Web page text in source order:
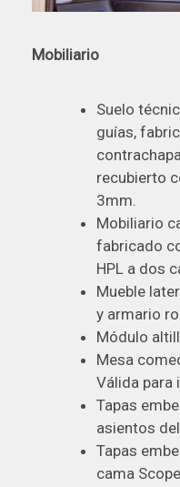
Mobiliario
Suelo
guías,
recubierto
3mm.
Mobiliario
fabricado
HPL a dos
Mueble
y armario
Módulo
Mesa
Válida para
Tapas
asientos
Tapas
cama